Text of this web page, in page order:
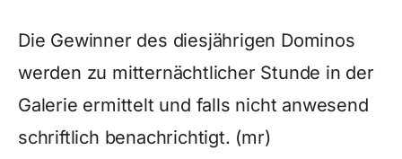
Die Gewinner des diesjährigen Dominos
werden zu mitternächtlicher Stunde in der
Galerie ermittelt und falls nicht anwesend
schriftlich benachrichtigt. (mr)